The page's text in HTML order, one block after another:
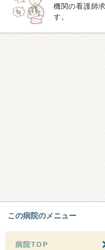
機関の看護師
す。
この病院のメニュー
病院TOP